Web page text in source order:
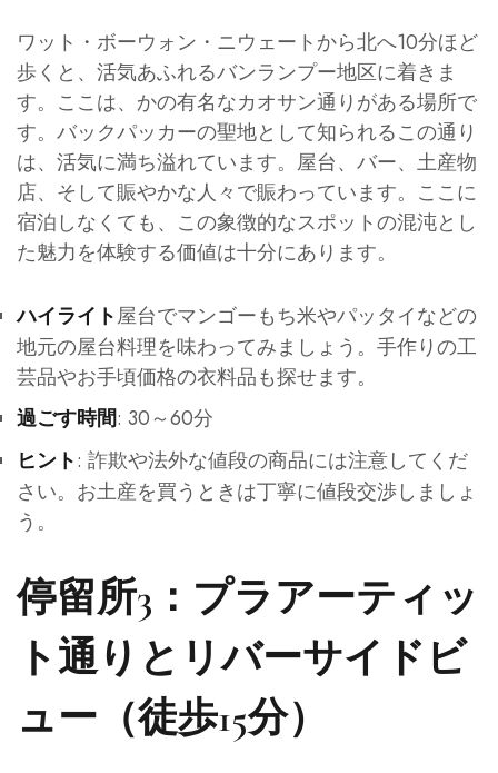
ワット・ボーウォン・ニウェートから北へ10分ほど
歩くと、活気あふれるバンランプー地区に着きま
す。ここは、かの有名なカオサン通りがある場所で
す。バックパッカーの聖地として知られるこの通り
は、活気に満ち溢れています。屋台、バー、土産物
店、そして賑やかな人々で賑わっています。ここに
宿泊しなくても、この象徴的なスポットの混沌とし
た魅力を体験する価値は十分にあります。
ハイライト屋台でマンゴーもち米やパッタイなどの
地元の屋台料理を味わってみましょう。手作りの工
芸品やお手頃価格の衣料品も探せます。
過ごす時間: 30～60分
ヒント: 詐欺や法外な値段の商品には注意してくだ
さい。お土産を買うときは丁寧に値段交渉しましょ
う。
停留所3：プラアーティッ
ト通りとリバーサイドビ
ュー（徒歩15分）